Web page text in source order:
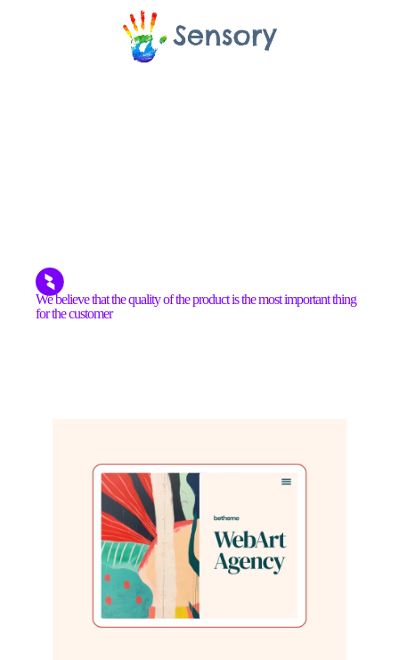
We believe that the quality of the product is the most important thing
for the customer